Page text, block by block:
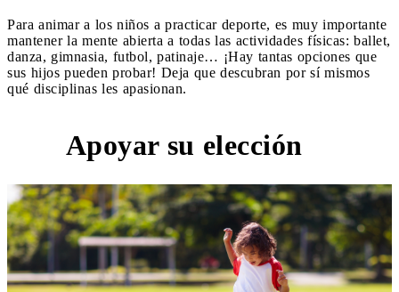
Para animar a los niños a practicar deporte, es muy importante
mantener la mente abierta a todas las actividades físicas: ballet,
danza, gimnasia, futbol, patinaje… ¡Hay tantas opciones que
sus hijos pueden probar! Deja que descubran por sí mismos
qué disciplinas les apasionan.
Apoyar su elección